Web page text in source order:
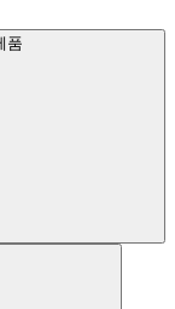
품